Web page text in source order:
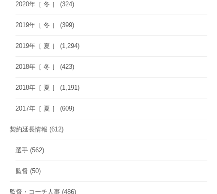
2020年［ 冬 ］ (324)
2019年［ 冬 ］ (399)
2019年［ 夏 ］ (1,294)
2018年［ 冬 ］ (423)
2018年［ 夏 ］ (1,191)
2017年［ 夏 ］ (609)
契約延長情報 (612)
選手 (562)
監督 (50)
監督・コーチ人事 (486)